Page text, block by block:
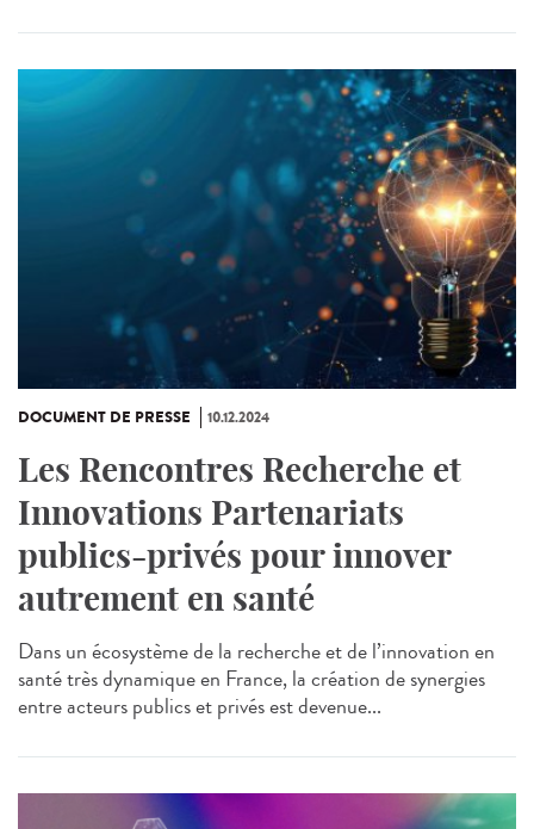
DOCUMENT DE PRESSE 10.12.2024
Les Rencontres Recherche et
Innovations Partenariats
publics-privés pour innover
autrement en santé
Dans un écosystème de la recherche et de l’innovation en
santé très dynamique en France, la création de synergies
entre acteurs publics et privés est devenue...